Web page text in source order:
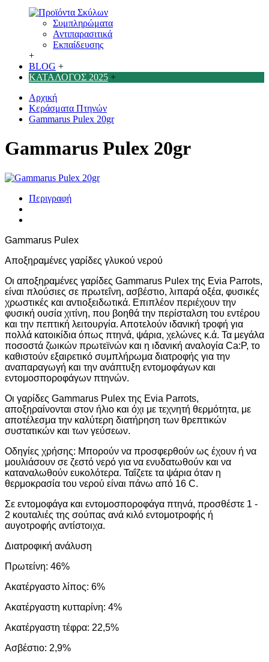
Συμπληρώματα
Αντιπαρασιτικά
Εκπαίδευσης
+
BLOG +
ΚΑΤΑΛΟΓΟΣ 2025 +
Αρχική
Κεράσματα Πτηνών
Gammarus Pulex 20gr
Gammarus Pulex 20gr
Περιγραφή
Gammarus Pulex
Αποξηραμένες γαρίδες γλυκού νερού
Οι αποξηραμένες γαρίδες Gammarus Pulex της Evia Parrots,
είναι πλούσιες σε πρωτεΐνη, ασβέστιο, λιπαρά οξέα, φυσικές
χρωστικές και αντιοξειδωτικά. Επιπλέον περιέχουν την
φυσική ουσία χιτίνη, που βοηθά την περίσταλση του εντέρου
και την πεπτική λειτουργία. Αποτελούν ιδανική τροφή για
πολλά κατοικίδια όπως πτηνά, ψάρια, χελώνες κ.ά. Τα μεγάλα
ποσοστά ζωικών πρωτεϊνών και η ιδανική αναλογία Ca:P, το
καθιστούν εξαιρετικό συμπλήρωμα διατροφής για την
αναπαραγωγή και την ανάπτυξη εντομοφάγων και
εντομοσποροφάγων πτηνών.
Οι γαρίδες Gammarus Pulex της Evia Parrots,
αποξηραίνονται στον ήλιο και όχι με τεχνητή θερμότητα, με
αποτέλεσμα την καλύτερη διατήρηση των θρεπτικών
συστατικών και των γεύσεων.
Οδηγίες χρήσης: Μπορούν να προσφερθούν ως έχουν ή να
μουλιάσουν σε ζεστό νερό για να ενυδατωθούν και να
καταναλωθούν ευκολότερα. Ταΐζετε τα ψάρια όταν η
θερμοκρασία του νερού είναι πάνω από 16 C.
Σε εντομοφάγα και εντομοσποροφάγα πτηνά, προσθέστε 1 -
2 κουταλιές της σούπας ανά κιλό εντομοτροφής ή
αυγοτροφής αντίστοιχα.
Διατροφική ανάλυση
Πρωτείνη: 46%
Ακατέργαστο λίπος: 6%
Aκατέργαστη κυτταρίνη: 4%
Aκατέργαστη τέφρα: 22,5%
Ασβέστιο: 2,9%